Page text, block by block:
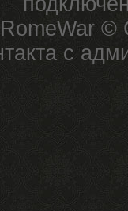
©
с